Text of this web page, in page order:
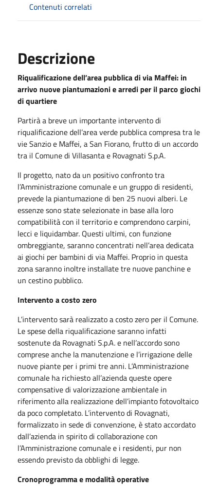
Contenuti correlati
Descrizione
Riqualificazione dell’area pubblica di via Maffei: in
arrivo nuove piantumazioni e arredi per il parco giochi
di quartiere
Partirà a breve un importante intervento di
riqualificazione dell’area verde pubblica compresa tra le
vie Sanzio e Maffei, a San Fiorano, frutto di un accordo
tra il Comune di Villasanta e Rovagnati S.p.A.
Il progetto, nato da un positivo confronto tra
l’Amministrazione comunale e un gruppo di residenti,
prevede la piantumazione di ben 25 nuovi alberi. Le
essenze sono state selezionate in base alla loro
compatibilità con il territorio e comprendono carpini,
lecci e liquidambar. Questi ultimi, con funzione
ombreggiante, saranno concentrati nell’area dedicata
ai giochi per bambini di via Maffei. Proprio in questa
zona saranno inoltre installate tre nuove panchine e
un cestino pubblico.
Intervento a costo zero
L’intervento sarà realizzato a costo zero per il Comune.
Le spese della riqualificazione saranno infatti
sostenute da Rovagnati S.p.A. e nell’accordo sono
comprese anche la manutenzione e l’irrigazione delle
nuove piante per i primi tre anni. L’Amministrazione
comunale ha richiesto all’azienda queste opere
compensative di valorizzazione ambientale in
riferimento alla realizzazione dell’impianto fotovoltaico
da poco completato. L’intervento di Rovagnati,
formalizzato in sede di convenzione, è stato accordato
dall’azienda in spirito di collaborazione con
l’Amministrazione comunale e i residenti, pur non
essendo previsto da obblighi di legge.
Cronoprogramma e modalità operative